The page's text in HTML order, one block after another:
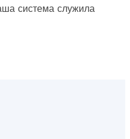
система служила